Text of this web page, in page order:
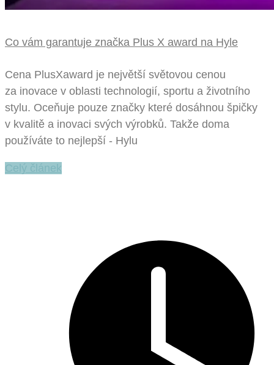
Co vám garantuje značka Plus X award na Hyle
Cena PlusXaward je největší světovou cenou
za inovace v oblasti technologií, sportu a životního
stylu. Oceňuje pouze značky které dosáhnou špičky
v kvalitě a inovaci svých výrobků. Takže doma
používáte to nejlepší - Hylu
Celý článek